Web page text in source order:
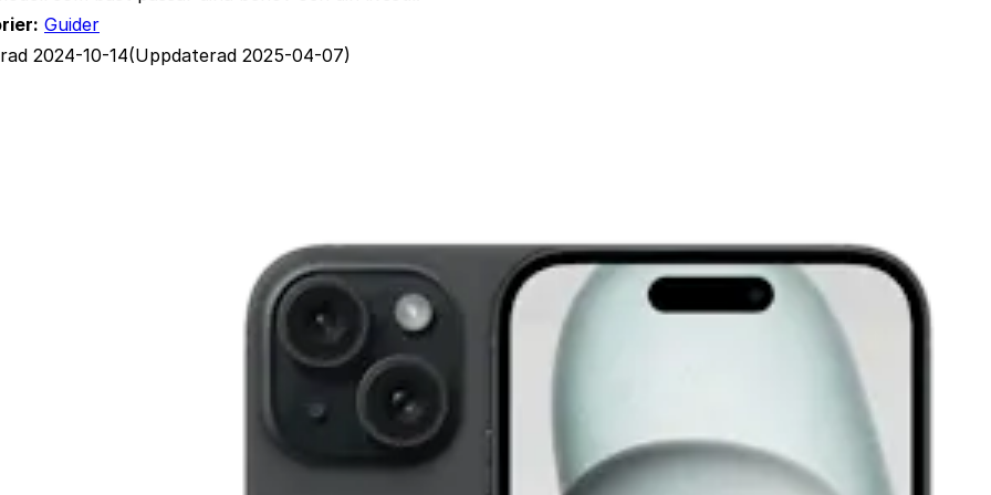
Guider
2024-10-14(Uppdaterad 2025-04-07)